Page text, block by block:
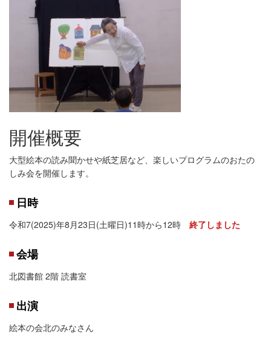
開催概要
大型絵本の読み聞かせや紙芝居など、楽しいプログラムのおたの
しみ会を開催します。
日時
令和7(2025)年8月23日(土曜日)11時から12時 終了しました
会場
北図書館 2階 読書室
出演
絵本の会北のみなさん